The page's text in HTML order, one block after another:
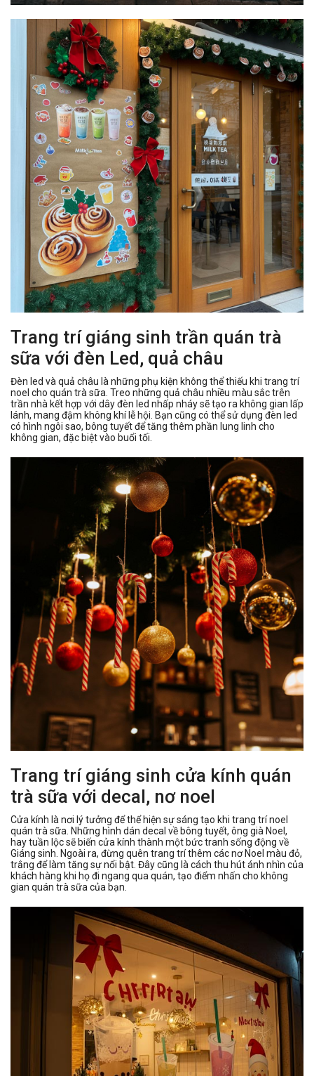
Trang trí giáng sinh trần quán trà
sữa với đèn Led, quả châu
Đèn led và quả châu là những phụ kiện không thể thiếu khi trang trí
noel cho quán trà sữa. Treo những quả châu nhiều màu sắc trên
trần nhà kết hợp với dây đèn led nhấp nháy sẽ tạo ra không gian lấp
lánh, mang đậm không khí lễ hội. Bạn cũng có thể sử dụng đèn led
có hình ngôi sao, bông tuyết để tăng thêm phần lung linh cho
không gian, đặc biệt vào buổi tối.
Trang trí giáng sinh cửa kính quán
trà sữa với decal, nơ noel
Cửa kính là nơi lý tưởng để thể hiện sự sáng tạo khi trang trí noel
quán trà sữa. Những hình dán decal về bông tuyết, ông già Noel,
hay tuần lộc sẽ biến cửa kính thành một bức tranh sống động về
Giáng sinh. Ngoài ra, đừng quên trang trí thêm các nơ Noel màu đỏ,
trắng để làm tăng sự nổi bật. Đây cũng là cách thu hút ánh nhìn của
khách hàng khi họ đi ngang qua quán, tạo điểm nhấn cho không
gian quán trà sữa của bạn.